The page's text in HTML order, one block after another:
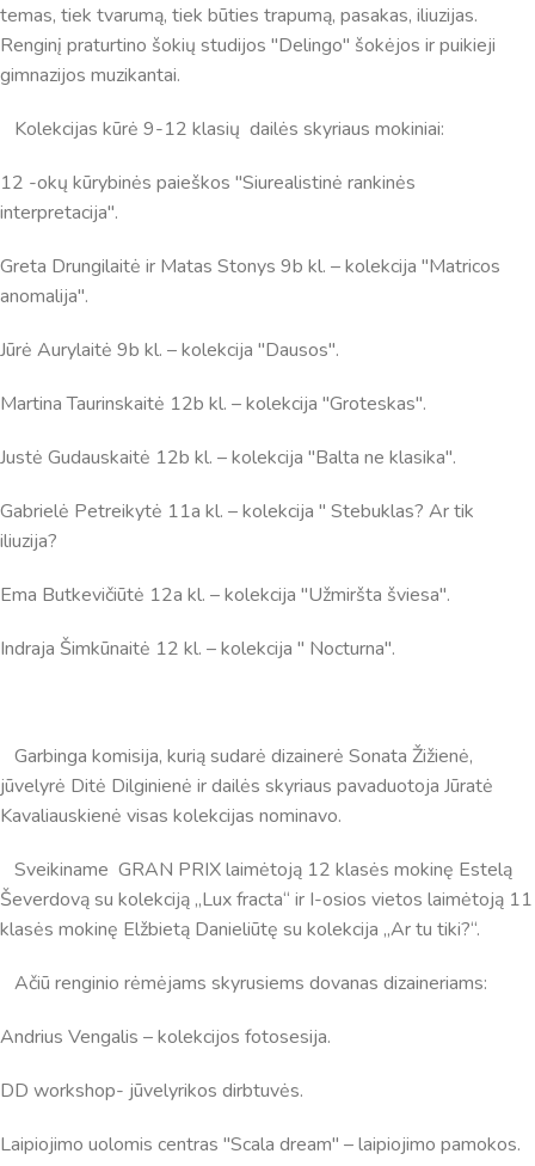
temas, tiek tvarumą, tiek būties trapumą, pasakas, iliuzijas.
Renginį praturtino šokių studijos "Delingo" šokėjos ir puikieji
gimnazijos muzikantai.
Kolekcijas kūrė 9-12 klasių dailės skyriaus mokiniai:
12 -okų kūrybinės paieškos "Siurealistinė rankinės
interpretacija".
Greta Drungilaitė ir Matas Stonys 9b kl. – kolekcija "Matricos
anomalija".
Jūrė Aurylaitė 9b kl. – kolekcija "Dausos".
Martina Taurinskaitė 12b kl. – kolekcija "Groteskas".
Justė Gudauskaitė 12b kl. – kolekcija "Balta ne klasika".
Gabrielė Petreikytė 11a kl. – kolekcija " Stebuklas? Ar tik
iliuzija?
Ema Butkevičiūtė 12a kl. – kolekcija "Užmiršta šviesa".
Indraja Šimkūnaitė 12 kl. – kolekcija " Nocturna".
Garbinga komisija, kurią sudarė dizainerė Sonata Žižienė,
jūvelyrė Ditė Dilginienė ir dailės skyriaus pavaduotoja Jūratė
Kavaliauskienė visas kolekcijas nominavo.
Sveikiname GRAN PRIX laimėtoją 12 klasės mokinę Estelą
Ševerdovą su kolekciją „Lux fracta“ ir I-osios vietos laimėtoją 11
klasės mokinę Elžbietą Danieliūtę su kolekcija „Ar tu tiki?“.
Ačiū renginio rėmėjams skyrusiems dovanas dizaineriams:
Andrius Vengalis – kolekcijos fotosesija.
DD workshop- jūvelyrikos dirbtuvės.
Laipiojimo uolomis centras "Scala dream" – laipiojimo pamokos.
Virtualus asistentas E. Balsio gimnazijos DI
Sveiki! Taip, aš esu virtualus. Tačiau dirbtinis intelektas
dar tobulai atsimenu visą šioje svetainėje pateiktą
informaciją. Jei visgi man pritrūks išmanumo - pateiksiu
atsakingo specialisto.